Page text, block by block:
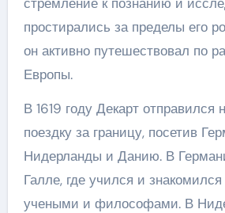
простирались за пределы его
он активно путешествовал по
Европы.
В 1619 году Декарт отправился
поездку за границу, посетив
Нидерланды и Данию. В
Галле, где учился и
учеными и философами. В